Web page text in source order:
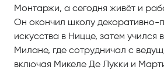
Монтаржи, а сегодня живёт и
Он окончил школу декоративно-
искусства в Ницце, затем учился
Милане, где сотрудничал с
включая Микеле Де Лукки и